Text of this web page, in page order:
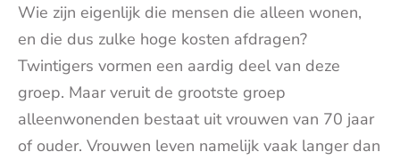
Wie zijn eigenlijk die mensen die alleen wonen,
en die dus zulke hoge kosten afdragen?
Twintigers vormen een aardig deel van deze
groep. Maar veruit de grootste groep
alleenwonenden bestaat uit vrouwen van 70 jaar
of ouder. Vrouwen leven namelijk vaak langer dan